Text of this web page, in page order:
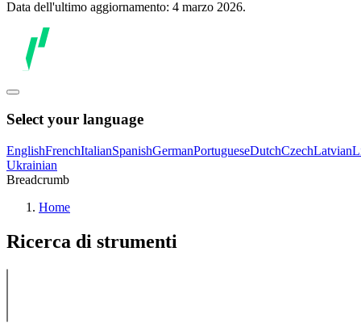
Data dell'ultimo aggiornamento: 4 marzo 2026.
Select your language
EnglishFrenchItalianSpanishGermanPortugueseDutchCzechLatvian
Ukrainian
Breadcrumb
Home
Ricerca di strumenti